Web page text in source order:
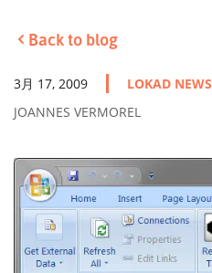
Back to blog
3月 17, 2009
LOKAD NEWS
JOANNES VERMOREL